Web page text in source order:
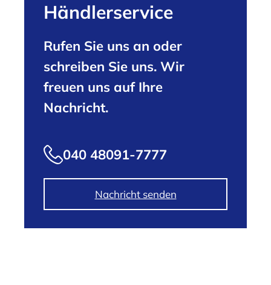
Händlerservice
Rufen Sie uns an oder
schreiben Sie uns. Wir
freuen uns auf Ihre
Nachricht.
040 48091-7777
Nachricht senden